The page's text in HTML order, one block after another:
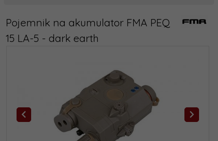
Pojemnik na akumulator FMA PEQ
15 LA-5 - dark earth